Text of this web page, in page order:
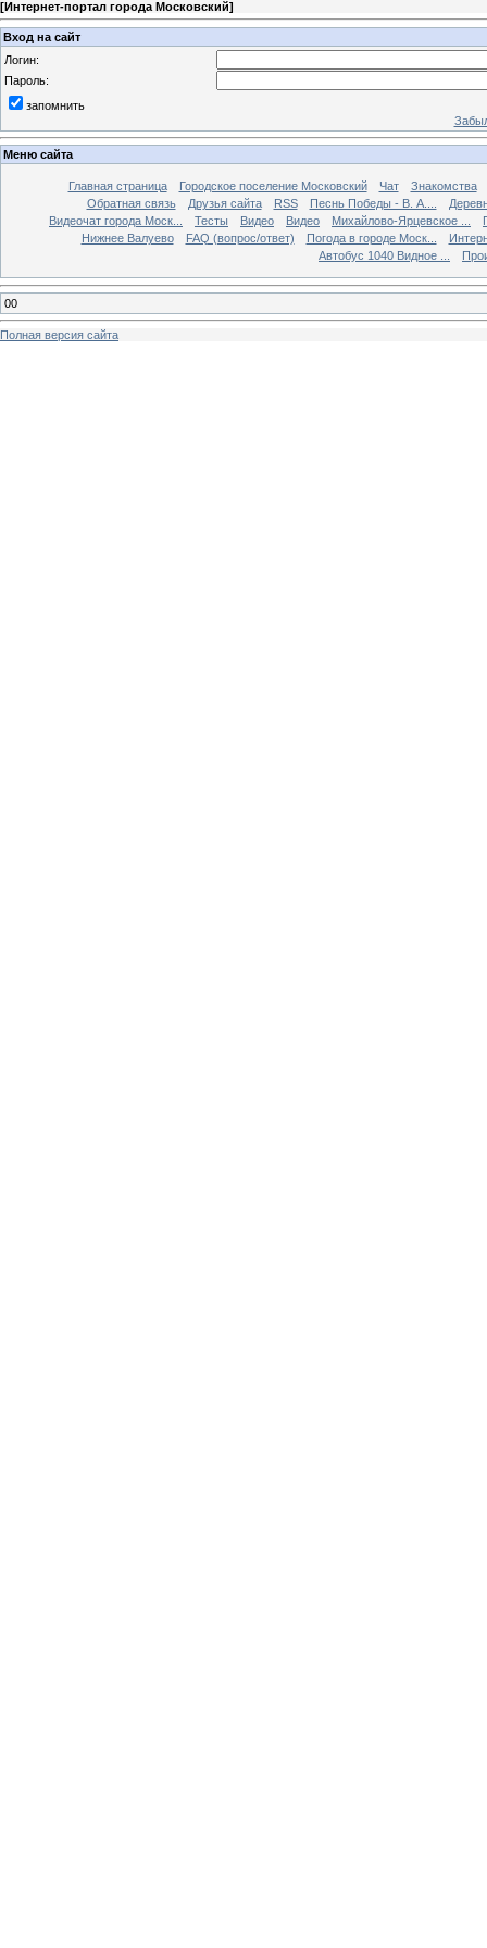
[Интернет-портал города Московский]
Вход на сайт
Логин:
Пароль:
запомнить
Меню сайта
Главная страница Городское поселение Московский Чат
Знакомства
Обратная связь
Друзья сайта RSS Песнь Победы - В. А....
Видеочат города Моск...
Тесты Видео Видео Михайлово-Ярцевское ...
Нижнее Валуево
FAQ (вопрос/ответ) Погода в городе Моск...
Автобус 1040 Видное ...
00
Полная версия сайта